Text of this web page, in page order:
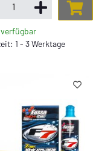
1 - 3 Werktage